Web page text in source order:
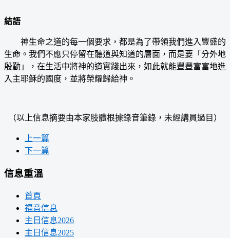
結語
神生命之道的每一個要求，都是為了帶領我們進入豐盛的
生命。我們不應只停留在聽道與知道的層面，而是要「分外地
殷勤」，在生活中將神的道實踐出來，如此就能豐豐富富地進
入主耶穌的國度，並將榮耀歸給神。
（以上信息摘要由本家肢體根據錄音筆錄，未經講員過目）
上一篇
下一篇
信息重溫
首頁
福音信息
主日信息2026
主日信息2025